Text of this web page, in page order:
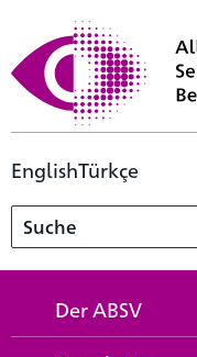
EnglishTürkçe
Der ABSV